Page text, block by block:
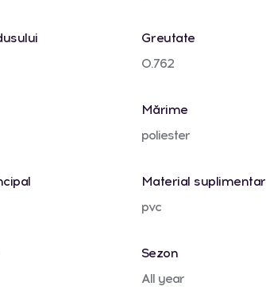
Greutate
0.762
Mărime
poliester
Material suplimentar
pvc
Sezon
All year